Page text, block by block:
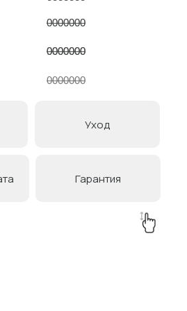
0000000
0000000
0000000
0000000
0000000
0000000
Гарантия
Уход